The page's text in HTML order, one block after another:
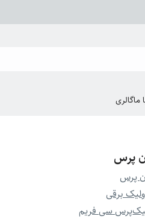
ماگالری
پرس
پرس
برقی
پرس سی فریم